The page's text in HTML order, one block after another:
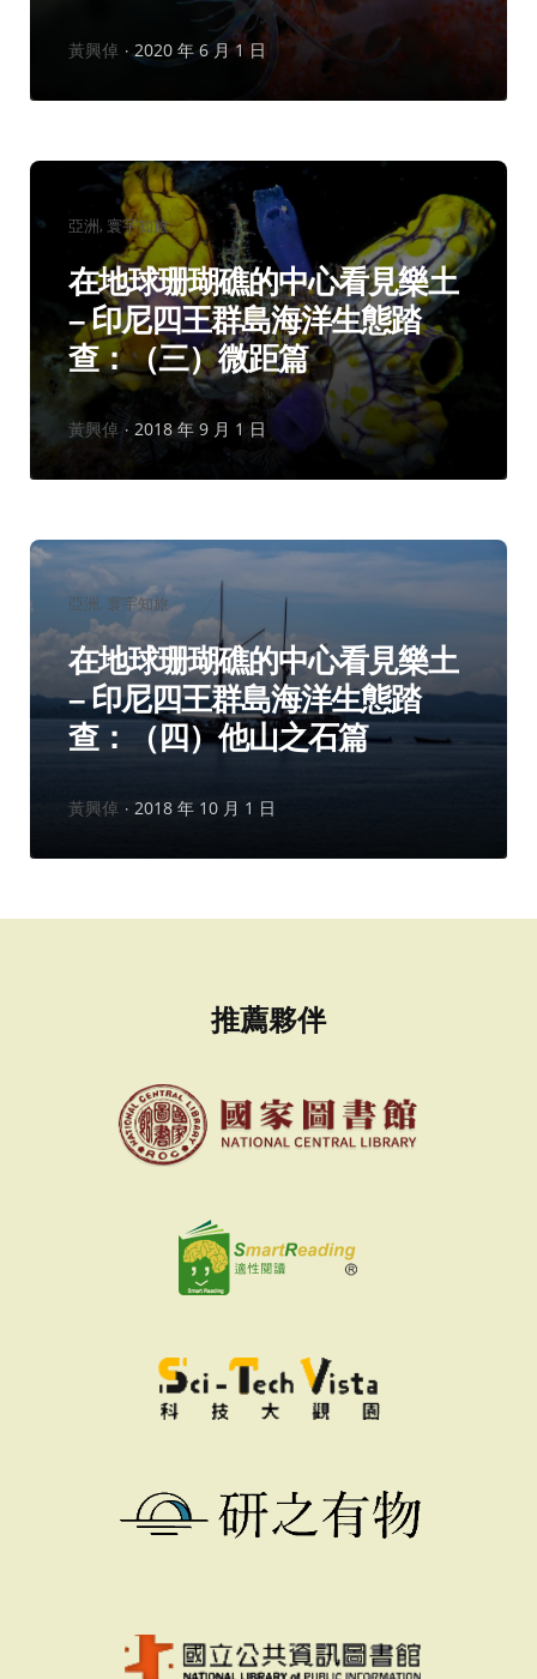
作
黃興倬 2020 年 6 月 1 日
分
類：
亞洲 寰宇知旅
在地球珊瑚礁的中心看見樂土
– 印尼四王群島海洋生態踏
查：（三）微距篇
作
黃興倬 2018 年 9 月 1 日
分
類：
亞洲 寰宇知旅
在地球珊瑚礁的中心看見樂土
– 印尼四王群島海洋生態踏
查：（四）他山之石篇
作
黃興倬 2018 年 10 月 1 日
推薦夥伴